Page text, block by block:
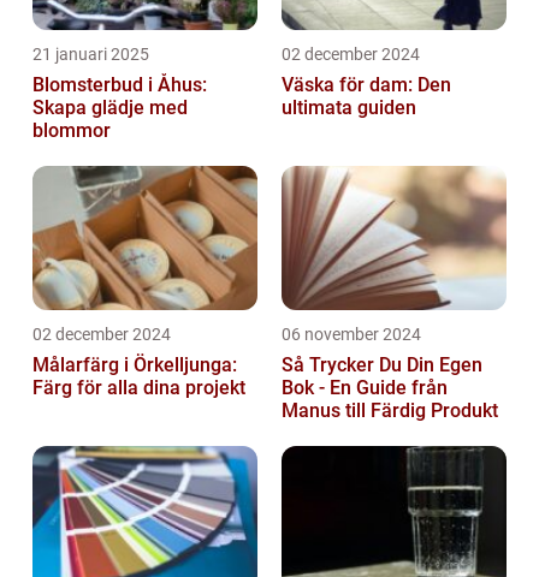
21 januari 2025
Blomsterbud i Åhus:
Skapa glädje med
blommor
02 december 2024
Väska för dam: Den
ultimata guiden
02 december 2024
Målarfärg i Örkelljunga:
Färg för alla dina projekt
06 november 2024
Så Trycker Du Din Egen
Bok - En Guide från
Manus till Färdig Produkt